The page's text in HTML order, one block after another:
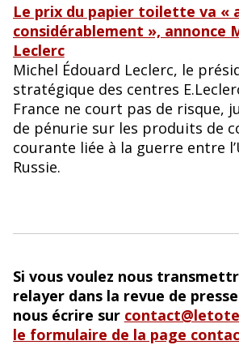
Le prix du papier toilette va «
considérablement », annonce
Leclerc
Michel Édouard Leclerc, le
stratégique des centres
France ne court pas de risque,
de pénurie sur les produits de
courante liée à la guerre entre
Russie.
Si vous voulez nous
relayer dans la revue de
nous écrire sur
le formulaire de la page